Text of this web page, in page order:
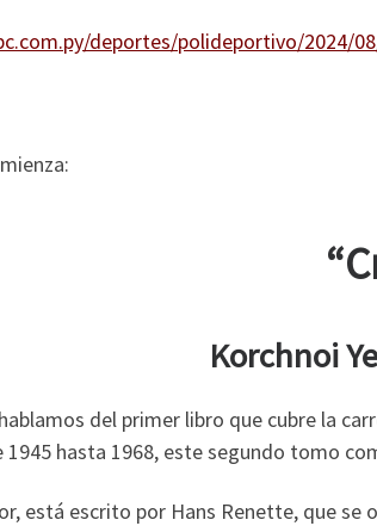
deportes/polideportivo/2024/
Korchnoi
del primer libro que cubre la
1945 hasta 1968, este segundo tomo
está escrito por Hans Renette, que